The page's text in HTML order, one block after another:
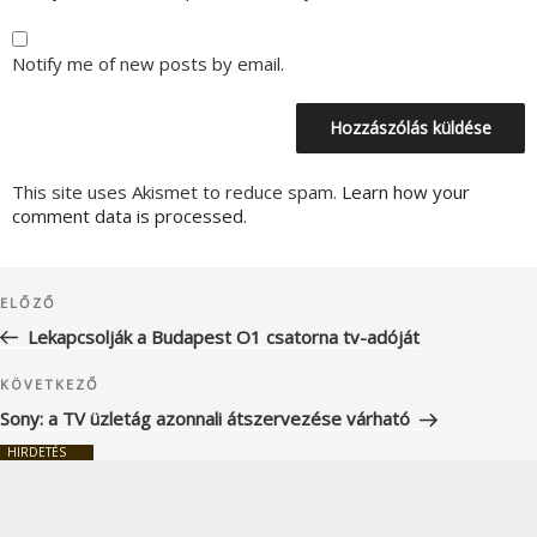
Notify me of new posts by email.
This site uses Akismet to reduce spam. Learn how your
comment data is processed.
navigáció
Korábbi
bejegyzés
ELŐZŐ
Lekapcsolják a Budapest O1 csatorna tv-adóját
Következő
bejegyzés
KÖVETKEZŐ
Sony: a TV üzletág azonnali átszervezése várható
HIRDETÉS